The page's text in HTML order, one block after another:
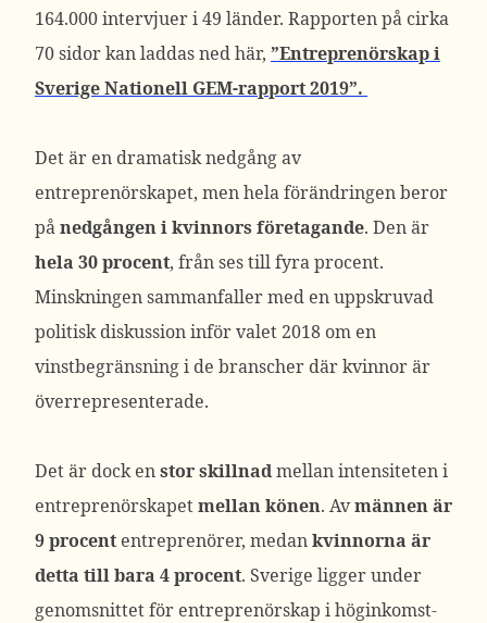
164.000 intervjuer i 49 länder. Rapporten på cirka
70 sidor kan laddas ned här, ”Entreprenörskap i
Sverige Nationell GEM-rapport 2019”.
Det är en dramatisk nedgång av
entreprenörskapet, men hela förändringen beror
pånedgången i kvinnors företagande. Den är
hela 30 procent, från ses till fyra procent.
Minskningen sammanfaller med en uppskruvad
politisk diskussion inför valet 2018 om en
vinstbegränsning i de branscher där kvinnor är
överrepresenterade.
Det är dock enstor skillnadmellan intensiteten i
entreprenörskapetmellan könen. Avmännen är
9 procent entreprenörer, medankvinnorna är
detta till bara 4 procent. Sverige ligger under
genomsnittet för entreprenörskap i höginkomst-